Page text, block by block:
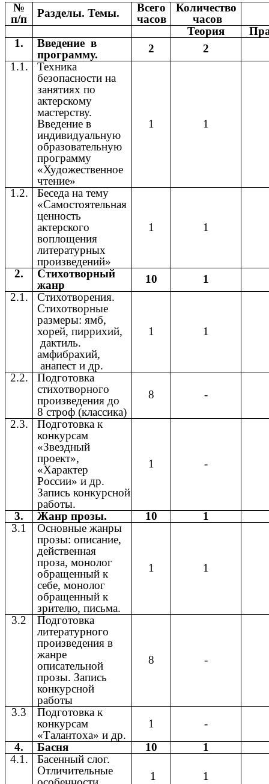
№
п/п
Разделы. Темы.
Всего
часов
Количество
часов
Теория
1.
Введение в
программу.
2
2
1.1.
Техника
безопасности на
занятиях по
актерскому
мастерству.
Введение в
индивидуальную
образовательную
программу
«Художественное
чтение»
1 1
1.2.
Беседа на тему
«Самостоятельная
ценность
актерского
воплощения
литературных
произведений»
1 1
2.
Стихотворный
жанр
10
1
2.1.
Стихотворения.
Стихотворные
размеры: ямб,
хорей, пиррихий,
дактиль.
амфибрахий,
анапест и др.
1 1
2.2.
Подготовка
стихотворного
произведения до
8 строф (классика)
8 -
2.3.
Подготовка к
конкурсам
«Звездный
проект»,
«Характер
России» и др.
Запись конкурсной
работы.
1 -
3. Жанр прозы. 10
1
3.1
Основные жанры
прозы: описание,
действенная
проза, монолог
обращенный к
себе, монолог
обращенный к
зрителю, письма.
1 1
3.2
Подготовка
литературного
произведения в
жанре
описательной
прозы. Запись
конкурсной
работы
8 -
3.3
Подготовка к
конкурсам
«Талантоха» и др.
1
-
4.
Басня 10
1
4.1.
Басенный слог.
Отличительные
1 1